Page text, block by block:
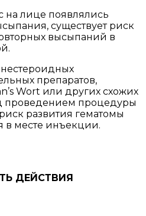
на лице появлялись
существует риск
высыпаний в
препаратов,
Wort или других схожих
проведением процедуры
развития гематомы
в месте инъекции.
ДЕЙСТВИЯ